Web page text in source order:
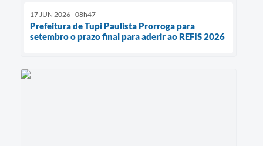
17 JUN 2026 - 08h47
Prefeitura de Tupi Paulista Prorroga para
setembro o prazo final para aderir ao REFIS 2026